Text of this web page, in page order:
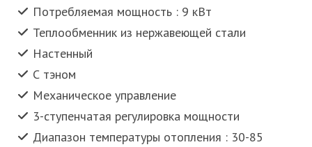
Потребляемая мощность : 9 кВт
Теплообменник из нержавеющей стали
Настенный
С тэном
Механическое управление
3-ступенчатая регулировка мощности
Диапазон температуры отопления : 30-85